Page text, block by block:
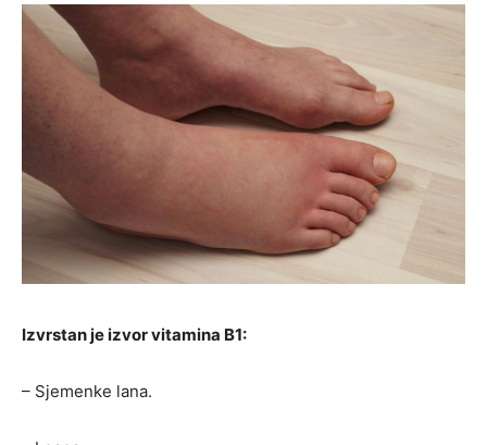
Izvrstan je izvor vitamina B1:
– Sjemenke lana.